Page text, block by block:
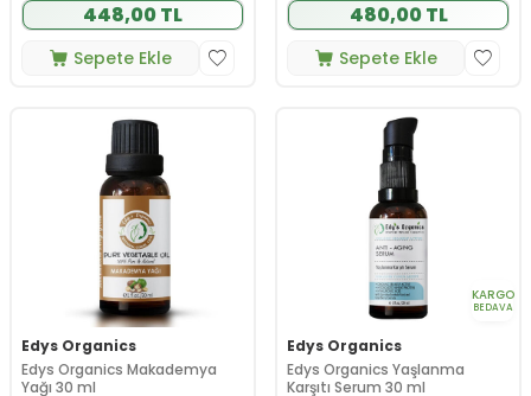
448,00 TL
Sepete Ekle
480,00 TL
Sepete Ekle
Edys Organics
Edys Organics Makademya
Yağı 30 ml
KARGO
BEDAVA
Edys Organics
Edys Organics Yaşlanma
Karşıtı Serum 30 ml